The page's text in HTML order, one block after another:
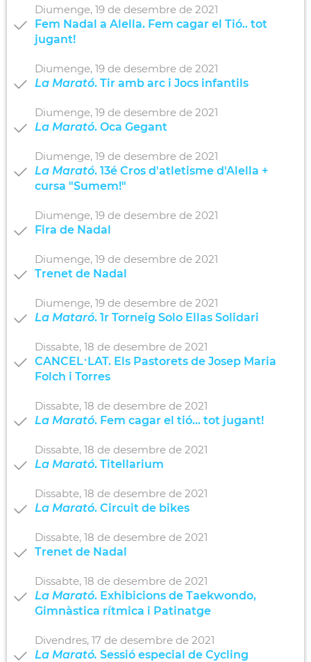
Diumenge, 19 de desembre de 2021
Fem Nadal a Alella. Fem cagar el Tió.. tot
jugant!
Diumenge, 19 de desembre de 2021
La Marató. Tir amb arc i Jocs infantils
Diumenge, 19 de desembre de 2021
La Marató. Oca Gegant
Diumenge, 19 de desembre de 2021
La Marató. 13é Cros d'atletisme d'Alella +
cursa "Sumem!"
Diumenge, 19 de desembre de 2021
Fira de Nadal
Diumenge, 19 de desembre de 2021
Trenet de Nadal
Diumenge, 19 de desembre de 2021
La Mataró. 1r Torneig Solo Ellas Solidari
Dissabte, 18 de desembre de 2021
CANCEL·LAT. Els Pastorets de Josep Maria
Folch i Torres
Dissabte, 18 de desembre de 2021
La Marató. Fem cagar el tió... tot jugant!
Dissabte, 18 de desembre de 2021
La Marató. Titellarium
Dissabte, 18 de desembre de 2021
La Marató. Circuit de bikes
Dissabte, 18 de desembre de 2021
Trenet de Nadal
Dissabte, 18 de desembre de 2021
La Marató. Exhibicions de Taekwondo,
Gimnàstica rítmica i Patinatge
Divendres, 17 de desembre de 2021
La Marató. Sessió especial de Cycling